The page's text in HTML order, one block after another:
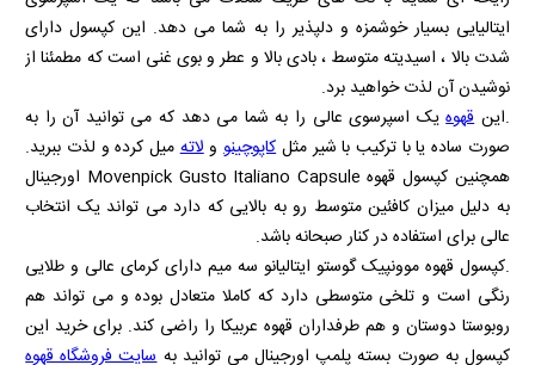
ایتالیایی بسیار خوشمزه و دلپذیر را به شما می دهد. این کپسول دارای
شدت بالا ، اسیدیته متوسط ، بادی بالا و عطر و بوی غنی است که مطمئنا از
نوشیدن آن لذت خواهید برد.
.اینقهوهیک اسپرسوی عالی را به شما می دهد که می توانید آن را به
صورت ساده یا با ترکیب با شیر مثلکاپوچینوولاتهمیل کرده و لذت ببرید.
همچنین کپسول قهوه Movenpick Gusto Italiano Capsule اورجینال
به دلیل میزان کافئین متوسط رو به بالایی که دارد می تواند یک انتخاب
عالی برای استفاده در کنار صبحانه باشد.
.کپسول قهوه موونپیک گوستو ایتالیانو سه میم دارای کرمای عالی و طلایی
رنگی است و تلخی متوسطی دارد که کاملا متعادل بوده و می تواند هم
روبوستا دوستان و هم طرفداران قهوه عربیکا را راضی کند. برای خرید این
کپسول به صورت بسته پلمپ اورجینال می توانید بهسایت فروشگاه قهوه